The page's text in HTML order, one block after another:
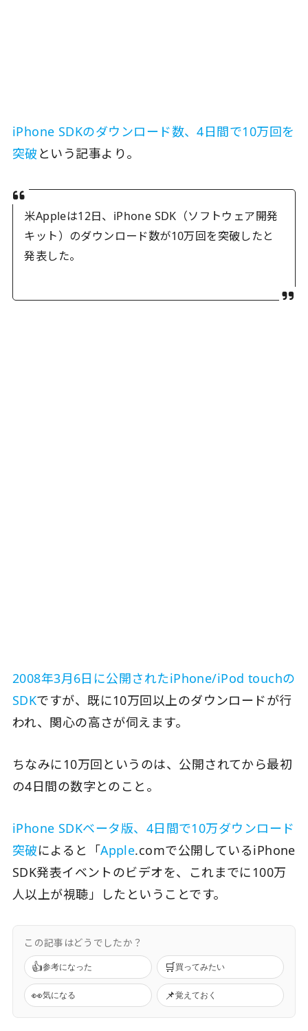
iPhone SDKのダウンロード数、4日間で10万回を
突破 という記事より。
米Appleは12日、iPhone SDK（ソフトウェア開発
キット）のダウンロード数が10万回を突破したと
発表した。
2008年3月6日に公開されたiPhone/iPod touchの
SDKですが、既に10万回以上のダウンロードが行
われ、関心の高さが伺えます。
ちなみに10万回というのは、公開されてから最初
の4日間の数字とのこと。
iPhone SDKベータ版、4日間で10万ダウンロード
突破によると「Apple.comで公開しているiPhone
SDK発表イベントのビデオを、これまでに100万
人以上が視聴」したということです。
この記事はどうでしたか？
👍参考になった 🛒 買ってみたい
👀気になる 📌覚えておく